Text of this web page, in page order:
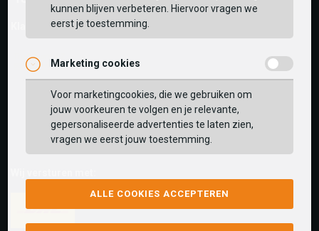
Klantwaarderingen:
kunnen blijven verbeteren. Hiervoor vragen we
eerst je toestemming.
Marketing cookies
Voor marketingcookies, die we gebruiken om
jouw voorkeuren te volgen en je relevante,
gepersonaliseerde advertenties te laten zien,
vragen we eerst jouw toestemming.
ALLE COOKIES ACCEPTEREN